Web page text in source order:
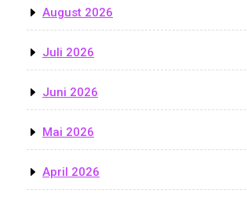
August 2026
Juli 2026
Juni 2026
Mai 2026
April 2026